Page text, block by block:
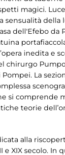
magici.
sensualità della
dell'Efebo da
inedita e
chirurgo
La
si comprende
teorie
alla
XIX secolo. In